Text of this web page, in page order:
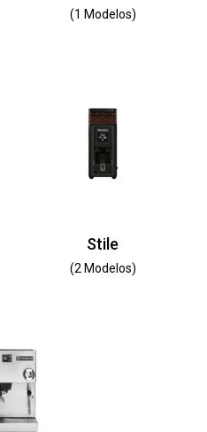
(1 Modelos)
Stile
(2 Modelos)